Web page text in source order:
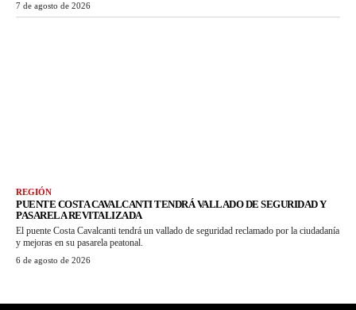
7 de agosto de 2026
REGIÓN
PUENTE COSTA CAVALCANTI TENDRÁ VALLADO DE SEGURIDAD Y
PASARELA REVITALIZADA
El puente Costa Cavalcanti tendrá un vallado de seguridad reclamado por la ciudadanía
y mejoras en su pasarela peatonal.
6 de agosto de 2026